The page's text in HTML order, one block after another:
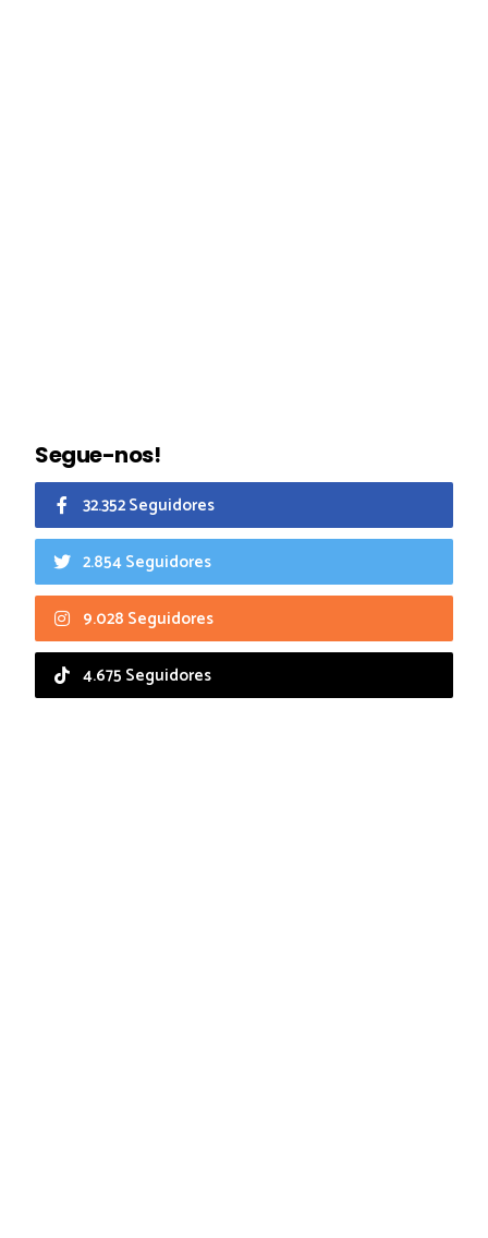
Segue-nos!
32.352 Seguidores
2.854 Seguidores
9.028 Seguidores
4.675 Seguidores